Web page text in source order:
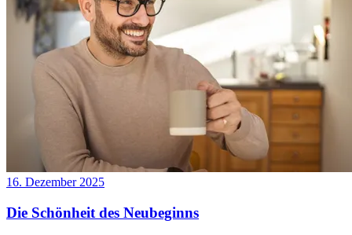
16. Dezember 2025
Die Schönheit des Neubeginns